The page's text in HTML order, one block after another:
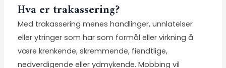
Hva er trakassering?
Med trakassering menes handlinger, unnlatelser
eller ytringer som har som formål eller virkning å
være krenkende, skremmende, fiendtlige,
nedverdigende eller ydmykende. Mobbing vil